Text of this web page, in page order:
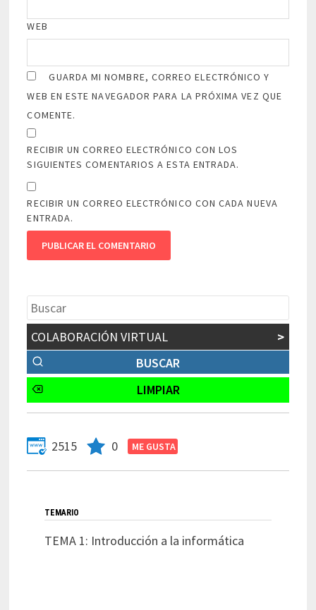
WEB
GUARDA MI NOMBRE, CORREO ELECTRÓNICO Y
WEB EN ESTE NAVEGADOR PARA LA PRÓXIMA VEZ QUE
COMENTE.
RECIBIR UN CORREO ELECTRÓNICO CON LOS
SIGUIENTES COMENTARIOS A ESTA ENTRADA.
RECIBIR UN CORREO ELECTRÓNICO CON CADA NUEVA
ENTRADA.
COLABORACIÓN VIRTUAL >
2515 0
TEMARIO
TEMA 1: Introducción a la informática